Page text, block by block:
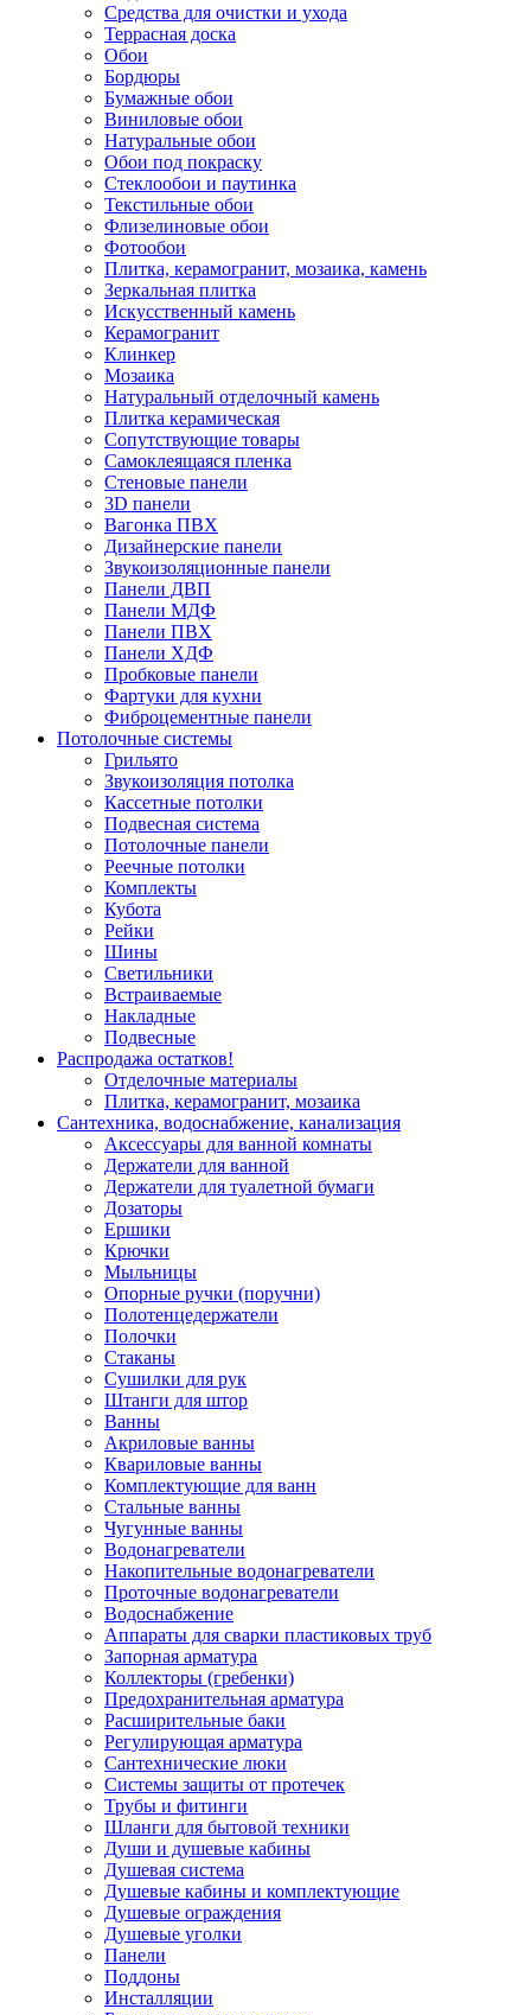
Средства для очистки и ухода
Террасная доска
Обои
Бордюры
Бумажные обои
Виниловые обои
Натуральные обои
Обои под покраску
Стеклообои и паутинка
Текстильные обои
Флизелиновые обои
Фотообои
Плитка, керамогранит, мозаика, камень
Зеркальная плитка
Искусственный камень
Керамогранит
Клинкер
Мозаика
Натуральный отделочный камень
Плитка керамическая
Сопутствующие товары
Самоклеящаяся пленка
Стеновые панели
3D панели
Вагонка ПВХ
Дизайнерские панели
Звукоизоляционные панели
Панели ДВП
Панели МДФ
Панели ПВХ
Панели ХДФ
Пробковые панели
Фартуки для кухни
Фиброцементные панели
Потолочные системы
Грильято
Звукоизоляция потолка
Кассетные потолки
Подвесная система
Потолочные панели
Реечные потолки
Комплекты
Кубота
Рейки
Шины
Светильники
Встраиваемые
Накладные
Подвесные
Распродажа остатков!
Отделочные материалы
Плитка, керамогранит, мозаика
Сантехника, водоснабжение, канализация
Аксессуары для ванной комнаты
Держатели для ванной
Держатели для туалетной бумаги
Дозаторы
Ершики
Крючки
Мыльницы
Опорные ручки (поручни)
Полотенцедержатели
Полочки
Стаканы
Сушилки для рук
Штанги для штор
Ванны
Акриловые ванны
Квариловые ванны
Комплектующие для ванн
Стальные ванны
Чугунные ванны
Водонагреватели
Накопительные водонагреватели
Проточные водонагреватели
Водоснабжение
Аппараты для сварки пластиковых труб
Запорная арматура
Коллекторы (гребенки)
Предохранительная арматура
Расширительные баки
Регулирующая арматура
Сантехнические люки
Системы защиты от протечек
Трубы и фитинги
Шланги для бытовой техники
Души и душевые кабины
Душевая система
Душевые кабины и комплектующие
Душевые ограждения
Душевые уголки
Панели
Поддоны
Инсталляции